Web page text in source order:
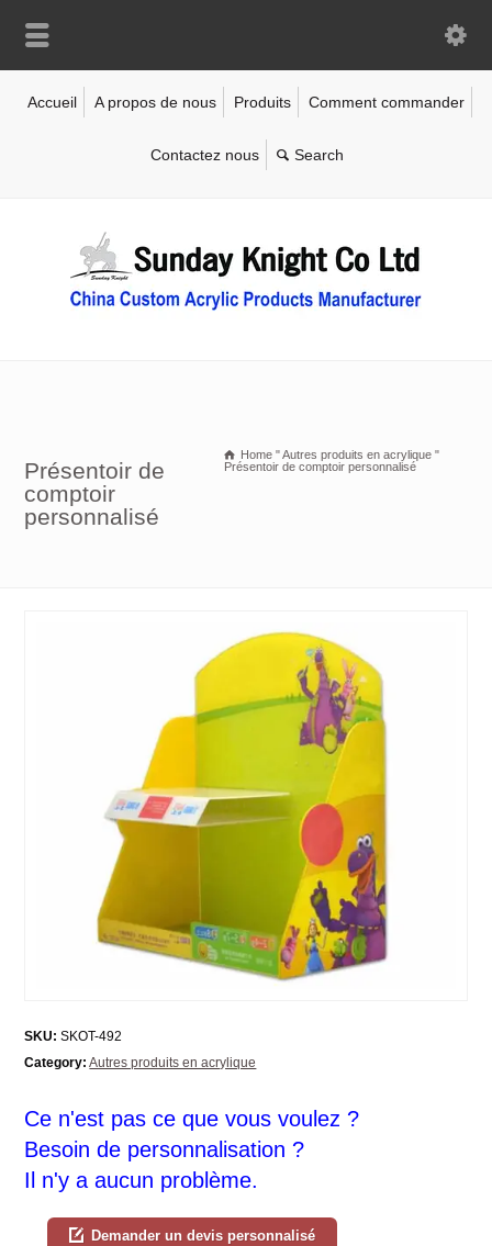
Accueil A propos de nous Produits Comment commander
Contactez nous
Présentoir de
comptoir
personnalisé
Home "Autres produits en acrylique "
Présentoir de comptoir personnalisé
SKU: SKOT-492
Category: Autres produits en acrylique
Ce n'est pas ce que vous voulez ?
Besoin de personnalisation ?
Il n'y a aucun problème.
Demander un devis personnalisé